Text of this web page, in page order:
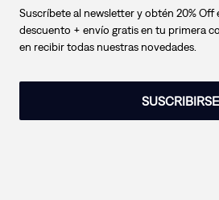
Suscríbete al newsletter y obtén 20% Off
descuento + envío gratis en tu primera
en recibir todas nuestras novedades.
SUSCRIBIRSE